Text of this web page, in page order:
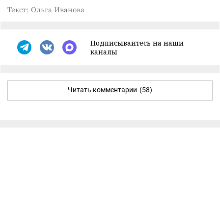
Текст: Ольга Иванова
Подписывайтесь на наши
каналы
Читать комментарии (58)